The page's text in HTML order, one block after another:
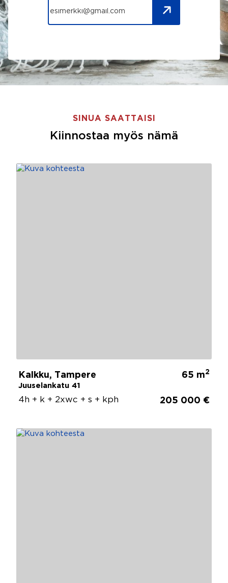
SINUA SAATTAISI
Kiinnostaa myös nämä
Kalkku, Tampere
Juuselankatu 41
65 m2
4h + k + 2xwc + s + kph 205 000 €